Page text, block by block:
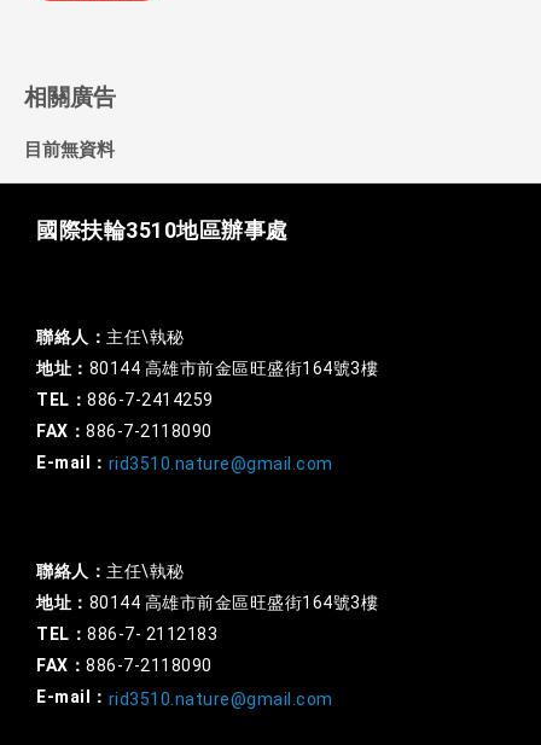
相關廣告
目前無資料
國際扶輪3510地區辦事處
聯絡人： 主任\執秘
地址： 80144 高雄市前金區旺盛街164號3樓
TEL： 886-7-2414259
FAX： 886-7-2118090
E-mail： rid3510.nature@gmail.com
聯絡人： 主任\執秘
地址： 80144 高雄市前金區旺盛街164號3樓
TEL： 886-7- 2112183
FAX： 886-7-2118090
E-mail： rid3510.nature@gmail.com